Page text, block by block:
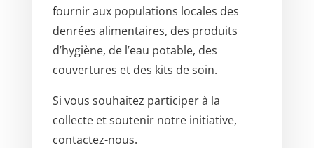
fournir aux populations locales des
denrées alimentaires, des produits
d’hygiène, de l’eau potable, des
couvertures et des kits de soin.
Si vous souhaitez participer à la
collecte et soutenir notre initiative,
contactez-nous.